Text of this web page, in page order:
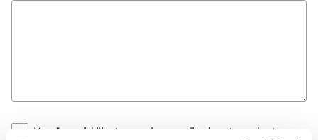
Yes, I would like to receive emails about product